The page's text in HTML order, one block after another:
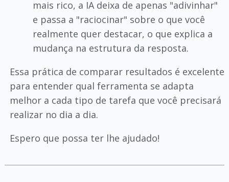
mais rico, a IA deixa de apenas "adivinhar"
e passa a "raciocinar" sobre o que você
realmente quer destacar, o que explica a
mudança na estrutura da resposta.
Essa prática de comparar resultados é excelente
para entender qual ferramenta se adapta
melhor a cada tipo de tarefa que você precisará
realizar no dia a dia.
Espero que possa ter lhe ajudado!